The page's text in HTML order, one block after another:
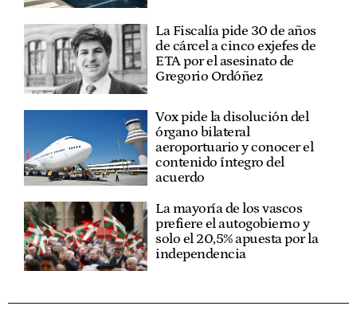
La Fiscalía pide 30 de años
de cárcel a cinco exjefes de
ETA por el asesinato de
Gregorio Ordóñez
Vox pide la disolución del
órgano bilateral
aeroportuario y conocer el
contenido íntegro del
acuerdo
La mayoría de los vascos
prefiere el autogobierno y
solo el 20,5% apuesta por la
independencia